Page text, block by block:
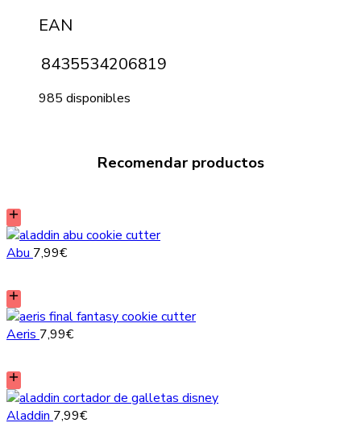
EAN
8435534206819
985 disponibles
Recomendar productos
Abu 7,99€
Aeris 7,99€
Aladdin 7,99€